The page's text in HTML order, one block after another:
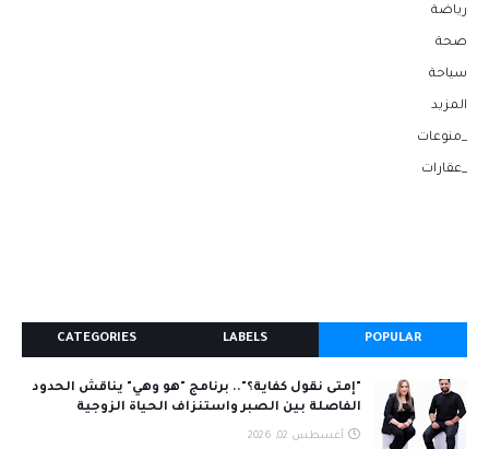
رياضة
صحة
سياحة
المزيد
_منوعات
_عقارات
POPULAR
LABELS
CATEGORIES
"إمتى نقول كفاية؟".. برنامج "هو وهي" يناقش الحدود
الفاصلة بين الصبر واستنزاف الحياة الزوجية
أغسطس 02, 2026